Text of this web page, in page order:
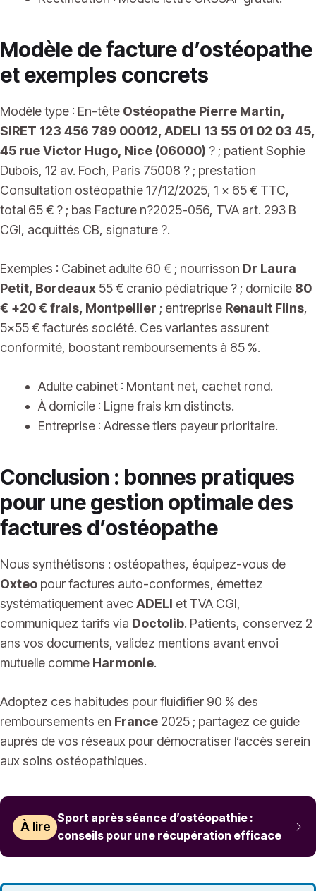
Modèle de facture d’ostéopathe
et exemples concrets
Modèle type : En-tête Ostéopathe Pierre Martin,
SIRET 123 456 789 00012, ADELI 13 55 01 02 03 45,
45 rue Victor Hugo, Nice (06000) ? ; patient Sophie
Dubois, 12 av. Foch, Paris 75008 ? ; prestation
Consultation ostéopathie 17/12/2025, 1 x 65 € TTC,
total 65 € ? ; bas Facture n?2025-056, TVA art. 293 B
CGI, acquittés CB, signature ?.
Exemples : Cabinet adulte 60 € ; nourrisson Dr Laura
Petit, Bordeaux 55 € cranio pédiatrique ? ; domicile 80
€ +20 € frais, Montpellier ; entreprise Renault Flins,
5×55 € facturés société. Ces variantes assurent
conformité, boostant remboursements à 85 %.
Adulte cabinet : Montant net, cachet rond.
À domicile : Ligne frais km distincts.
Entreprise : Adresse tiers payeur prioritaire.
Conclusion : bonnes pratiques
pour une gestion optimale des
factures d’ostéopathe
Nous synthétisons : ostéopathes, équipez-vous de
Oxteo pour factures auto-conformes, émettez
systématiquement avecADELI et TVA CGI,
communiquez tarifs via Doctolib. Patients, conservez 2
ans vos documents, validez mentions avant envoi
mutuelle comme Harmonie.
Adoptez ces habitudes pour fluidifier 90 % des
remboursements en France 2025 ; partagez ce guide
auprès de vos réseaux pour démocratiser l’accès serein
aux soins ostéopathiques.
À lire
Sport après séance d’ostéopathie :
conseils pour une récupération efficace